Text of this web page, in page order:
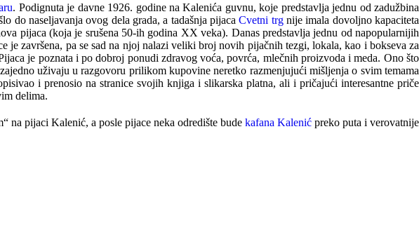
. Podignuta je davne 1926. godine na Kalenića guvnu, koje predstavlja jednu od zadužbina
do naseljavanja ovog dela grada, a tadašnja pijacaCvetni trgnije imala dovoljno kapaciteta
pijaca (koja je srušena 50-ih godina XX veka). Danas predstavlja jednu od napopularnijih
završena, pa se sad na njoj nalazi veliki broj novih pijačnih tezgi, lokala, kao i bokseva za
je poznata i po dobroj ponudi zdravog voća, povrća, mlečnih proizvoda i meda. Ono što
uživaju u razgovoru prilikom kupovine neretko razmenjujući mišljenja o svim temama
i prenosio na stranice svojih knjiga i slikarska platna, ali i pričajući interesantne priče
delima.
na pijaci Kalenić, a posle pijace neka odredište bude kafana Kalenićpreko puta i verovatnije